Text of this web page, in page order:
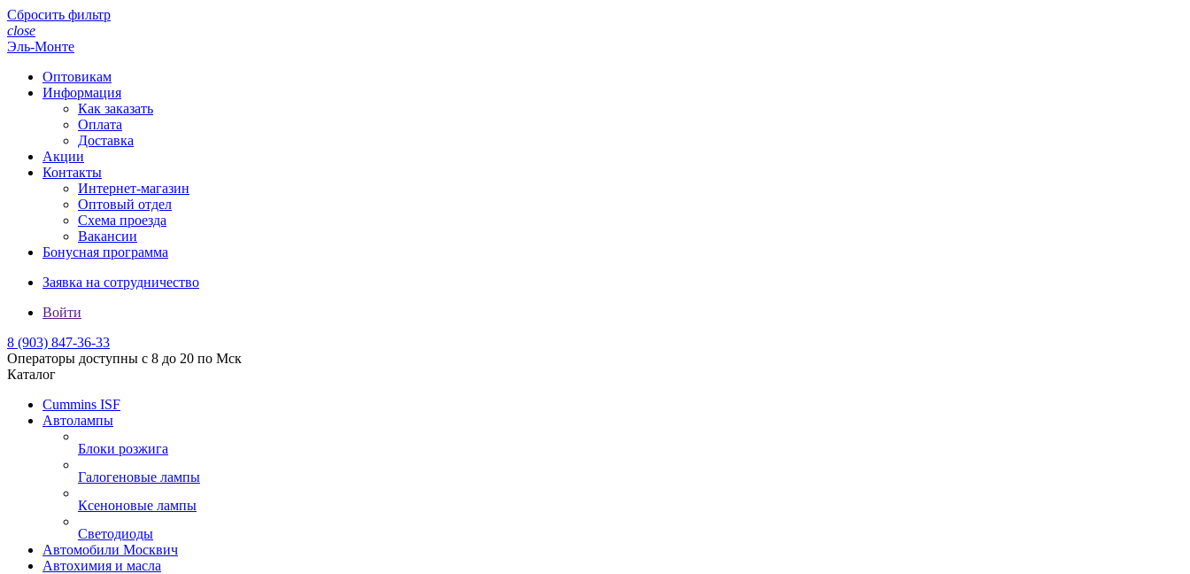
Сбросить фильтр
close
Эль-Монте
Оптовикам
Информация
Как заказать
Оплата
Доставка
Акции
Контакты
Интернет-магазин
Оптовый отдел
Схема проезда
Вакансии
Бонусная программа
Заявка на сотрудничество
Войти
8 (903) 847-36-33
Операторы доступны с 8 до 20 по Мск
Каталог
Cummins ISF
Автолампы
Блоки розжига
Галогеновые лампы
Ксеноновые лампы
Светодиоды
Автомобили Москвич
Автохимия и масла